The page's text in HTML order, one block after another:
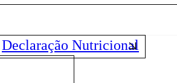
Declaração Nutricional